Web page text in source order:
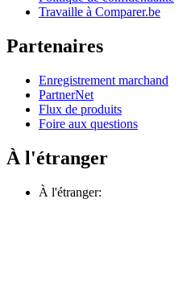
Travaille à Comparer.be
Partenaires
Enregistrement marchand
PartnerNet
Flux de produits
Foire aux questions
À l'étranger
À l'étranger: